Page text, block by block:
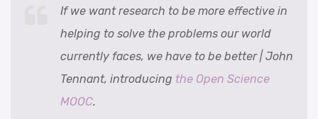
If we want research to be more effective in
helping to solve the problems our world
currently faces, we have to be better | John
Tennant, introducing the Open Science
MOOC.